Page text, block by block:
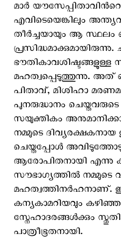
മാര്‍
എവിടെയെങ്കിലും
തീര്‍ച്ചയായും ആ സ്ഥലം
മഹത്വപ്പെടുത്തുന്നു. അത്
പിതാവ്, മിശിഹാ
പുനരുദ്ധാനം
സയുക്തികം
നമ്മുടെ
ചെയ്തപ്പോള്‍
ആരോപിതനായി എന്നു
സൗഭാഗ്യത്തില്‍ നമ്മുടെ
മഹത്വത്തിനര്‍ഹനാണ്.
കന്യകാമറിയവും
സ്നേഹാദരങ്ങള്‍ക്കും
പാത്രീഭൂതനായി.